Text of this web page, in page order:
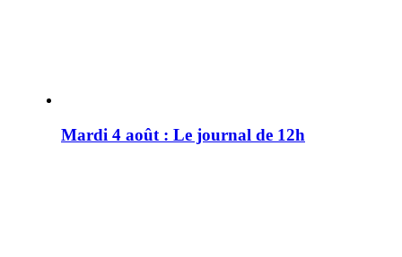
Mardi 4 août : Le journal de 12h